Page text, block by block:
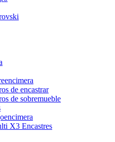
de encastrar
de sobremueble
X3 Encastres